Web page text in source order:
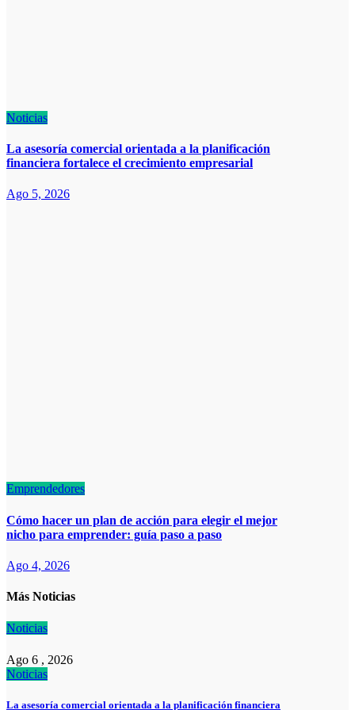
Noticias
La asesoría comercial orientada a la planificación
financiera fortalece el crecimiento empresarial
Ago 5, 2026
Emprendedores
Cómo hacer un plan de acción para elegir el mejor
nicho para emprender: guía paso a paso
Ago 4, 2026
Más Noticias
Noticias
Ago 6 , 2026
Noticias
La asesoría comercial orientada a la planificación financiera